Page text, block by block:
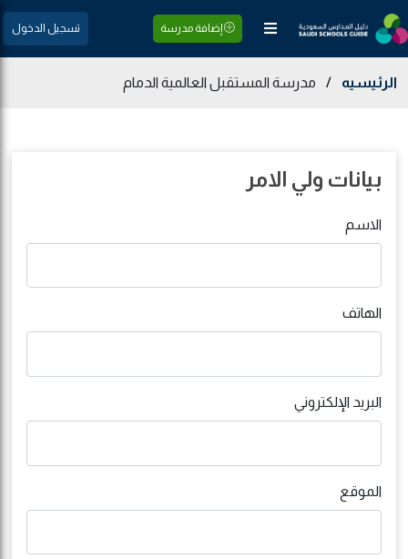
إضافة مدرسة تسجيل الدخول
الرئيسيه / مدرسة المستقبل العالمية الدمام
بيانات ولي الامر
الاسم
الهاتف
البريد الإلكتروني
الموقع